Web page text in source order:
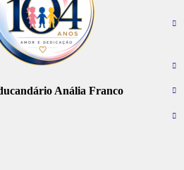
Anália Franco